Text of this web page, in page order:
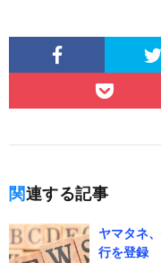
関連する記事
ヤマタネ
行を登録